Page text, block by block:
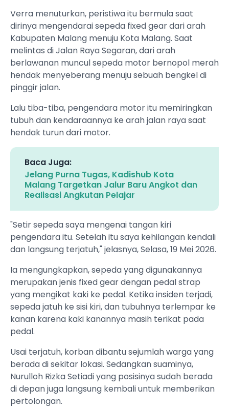
Verra menuturkan, peristiwa itu bermula saat
dirinya mengendarai sepeda fixed gear dari arah
Kabupaten Malang menuju Kota Malang. Saat
melintas di Jalan Raya Segaran, dari arah
berlawanan muncul sepeda motor bernopol merah
hendak menyeberang menuju sebuah bengkel di
pinggir jalan.
Lalu tiba-tiba, pengendara motor itu memiringkan
tubuh dan kendaraannya ke arah jalan raya saat
hendak turun dari motor.
Baca Juga:
Jelang Purna Tugas, Kadishub Kota
Malang Targetkan Jalur Baru Angkot dan
Realisasi Angkutan Pelajar
"Setir sepeda saya mengenai tangan kiri
pengendara itu. Setelah itu saya kehilangan kendali
dan langsung terjatuh," jelasnya, Selasa, 19 Mei 2026.
Ia mengungkapkan, sepeda yang digunakannya
merupakan jenis fixed gear dengan pedal strap
yang mengikat kaki ke pedal. Ketika insiden terjadi,
sepeda jatuh ke sisi kiri, dan tubuhnya terlempar ke
kanan karena kaki kanannya masih terikat pada
pedal.
Usai terjatuh, korban dibantu sejumlah warga yang
berada di sekitar lokasi. Sedangkan suaminya,
Nurulloh Rizka Setiadi yang posisinya sudah berada
di depan juga langsung kembali untuk memberikan
pertolongan.